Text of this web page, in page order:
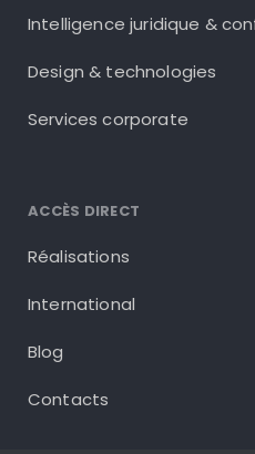
Intelligence juridique &
Design & technologies
Services corporate
ACCÈS DIRECT
Réalisations
International
Blog
Contacts